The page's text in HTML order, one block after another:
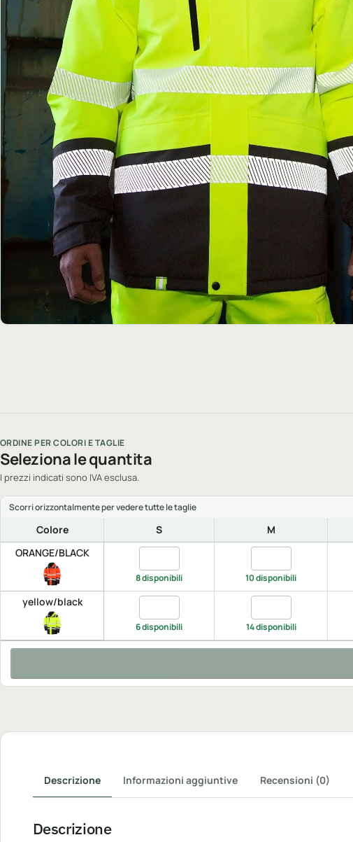
ORDINE PER COLORI E TAGLIE
Seleziona le quantita
I prezzi indicati sono IVA esclusa.
Colore S M
ORANGE/BLACK
8 disponibili 10 disponibili
yellow/black
6 disponibili 14 disponibili
Descrizione Informazioni aggiuntive Recensioni (0)
Descrizione